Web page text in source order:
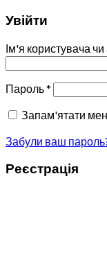
Увійти
Ім'я користувача
Пароль*
Запам'ятати
Забули ваш
Реєстрація